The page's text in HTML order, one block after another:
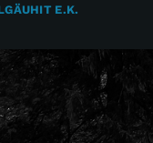
E.K.